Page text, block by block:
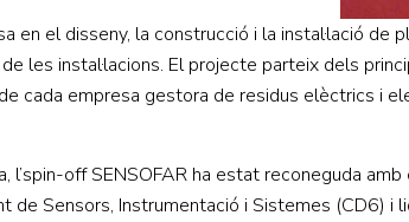
en el disseny, la construcció i la instal·lació
les instal·lacions. El projecte parteix dels
cada empresa gestora de residus elèctrics i
l’spin-off SENSOFAR ha estat reconeguda amb
de Sensors, Instrumentació i Sistemes (CD6) i